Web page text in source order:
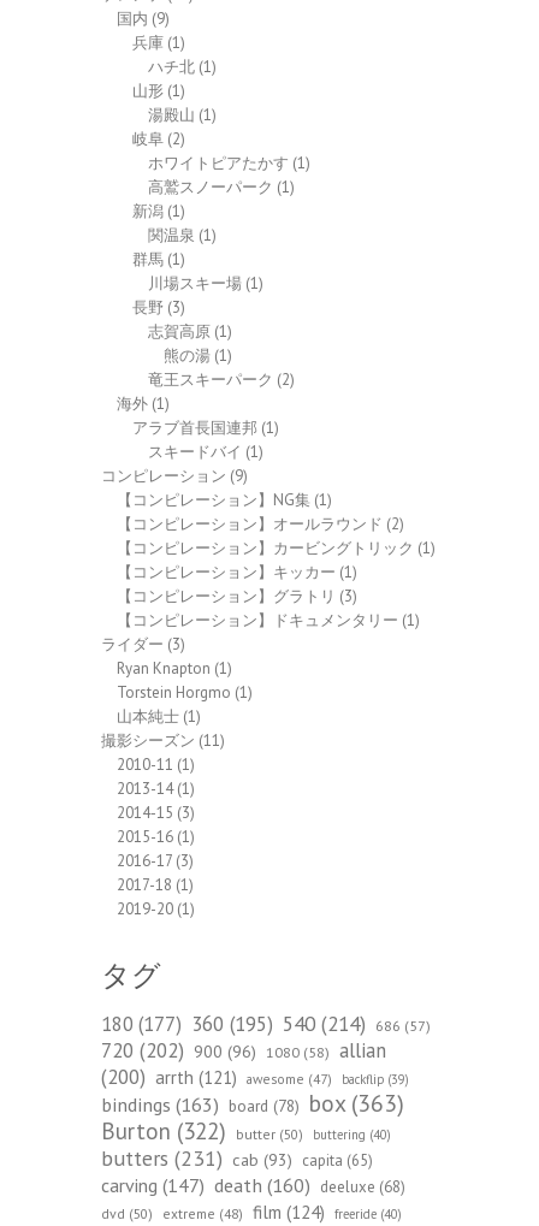
国内 (9)
兵庫 (1)
ハチ北 (1)
山形 (1)
湯殿山 (1)
岐阜 (2)
ホワイトピアたかす (1)
高鷲スノーパーク (1)
新潟 (1)
関温泉 (1)
群馬 (1)
川場スキー場 (1)
長野 (3)
志賀高原 (1)
熊の湯 (1)
竜王スキーパーク (2)
海外 (1)
アラブ首長国連邦 (1)
スキードバイ (1)
コンピレーション (9)
【コンピレーション】NG集 (1)
【コンピレーション】オールラウンド (2)
【コンピレーション】カービングトリック (1)
【コンピレーション】キッカー (1)
【コンピレーション】グラトリ (3)
【コンピレーション】ドキュメンタリー (1)
ライダー (3)
Ryan Knapton (1)
Torstein Horgmo (1)
山本純士 (1)
撮影シーズン (11)
2010-11 (1)
2013-14(1)
2014-15 (3)
2015-16 (1)
2016-17 (3)
2017-18 (1)
2019-20 (1)
タグ
180 (177) 360 (195) 540 (214) 686 (57)
720 (202) 900 (96) 1080 (58) allian
(200) arrth (121) awesome (47) backflip (39)
bindings (163) board (78) box(363)
Burton (322) butter (50) buttering (40)
butters (231) cab (93) capita (65)
carving (147) death (160) deeluxe (68)
dvd (50) extreme (48) film (124) freeride (40)